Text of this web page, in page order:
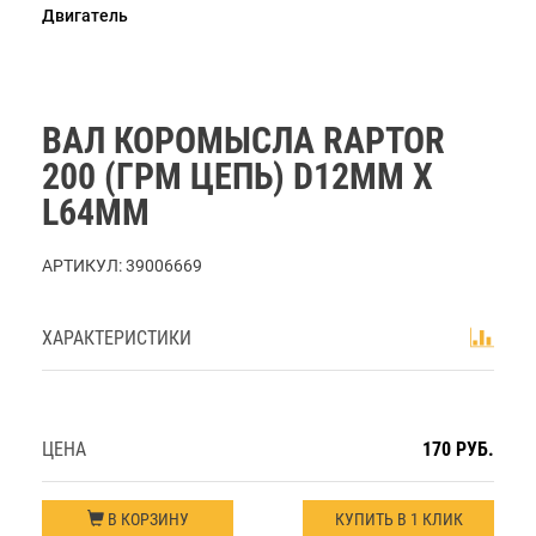
Двигатель
ВАЛ КОРОМЫСЛА RAPTOR
200 (ГРМ ЦЕПЬ) D12ММ Х
L64ММ
АРТИКУЛ:39006669
ХАРАКТЕРИСТИКИ
ЦЕНА 170 РУБ.
В КОРЗИНУ КУПИТЬ В 1 КЛИК